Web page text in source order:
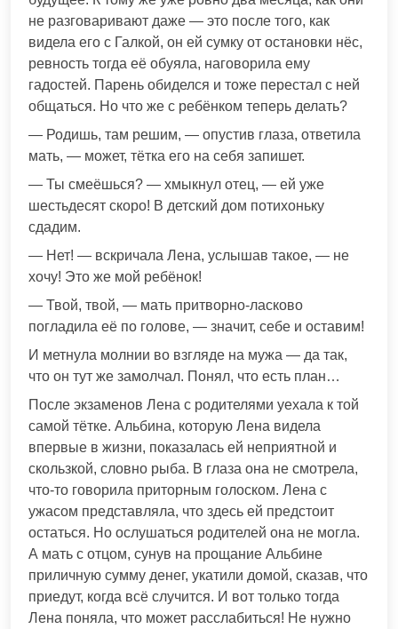
не разговаривают даже — это после того, как
видела его с Галкой, он ей сумку от остановки нёс,
ревность тогда её обуяла, наговорила ему
гадостей. Парень обиделся и тоже перестал с ней
общаться. Но что же с ребёнком теперь делать?
— Родишь, там решим, — опустив глаза, ответила
мать, — может, тётка его на себя запишет.
— Ты смеёшься? — хмыкнул отец, — ей уже
шестьдесят скоро! В детский дом потихоньку
сдадим.
— Нет! — вскричала Лена, услышав такое, — не
хочу! Это же мой ребёнок!
— Твой, твой, — мать притворно-ласково
погладила её по голове, — значит, себе и оставим!
И метнула молнии во взгляде на мужа — да так,
что он тут же замолчал. Понял, что есть план…
После экзаменов Лена с родителями уехала к той
самой тётке. Альбина, которую Лена видела
впервые в жизни, показалась ей неприятной и
скользкой, словно рыба. В глаза она не смотрела,
что-то говорила приторным голоском. Лена с
ужасом представляла, что здесь ей предстоит
остаться. Но ослушаться родителей она не могла.
А мать с отцом, сунув на прощание Альбине
приличную сумму денег, укатили домой, сказав, что
приедут, когда всё случится. И вот только тогда
Лена поняла, что может расслабиться! Не нужно